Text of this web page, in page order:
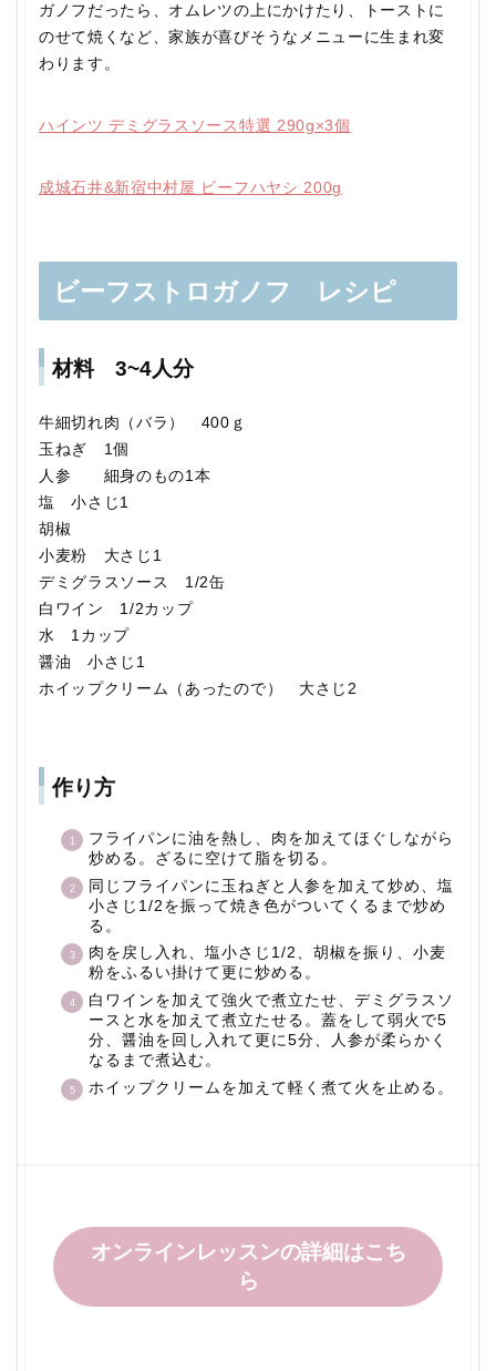
ガノフだったら、オムレツの上にかけたり、トーストに
のせて焼くなど、家族が喜びそうなメニューに生まれ変
わります。
ハインツ デミグラスソース特選 290g×3個
成城石井&新宿中村屋 ビーフハヤシ 200g
ビーフストロガノフ レシピ
材料 3~4人分
牛細切れ肉（バラ） 400ｇ
玉ねぎ 1個
人参 細身のもの1本
塩 小さじ1
胡椒
小麦粉 大さじ1
デミグラスソース 1/2缶
白ワイン 1/2カップ
水 1カップ
醤油 小さじ1
ホイップクリーム（あったので） 大さじ2
作り方
フライパンに油を熱し、肉を加えてほぐしながら
炒める。ざるに空けて脂を切る。
同じフライパンに玉ねぎと人参を加えて炒め、塩
小さじ1/2を振って焼き色がついてくるまで炒め
る。
肉を戻し入れ、塩小さじ1/2、胡椒を振り、小麦
粉をふるい掛けて更に炒める。
白ワインを加えて強火で煮立たせ、デミグラスソ
ースと水を加えて煮立たせる。蓋をして弱火で5
分、醤油を回し入れて更に5分、人参が柔らかく
なるまで煮込む。
ホイップクリームを加えて軽く煮て火を止める。
オンラインレッスンの詳細はこち
ら